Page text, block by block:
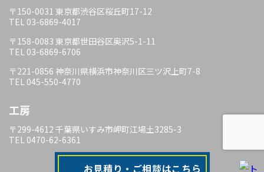
〒150-0031 東京都渋谷区桜丘町17-12
TEL 03-6869-4017
〒158-0083 東京都世田谷区奥沢5-1-11
TEL 03-6869-6706
〒221-0856 神奈川県横浜市神奈川区三ツ沢上町7-8
TEL 045-550-4770
工房
〒299-4612 千葉県いすみ市岬町江場土3285-3
TEL 0470-62-6361
お見積り・ご相談はこちら